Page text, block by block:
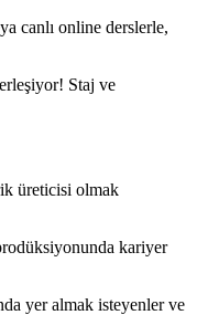
canlı online derslerle,
Staj ve
üreticisi olmak
kariyer
yer almak isteyenler ve